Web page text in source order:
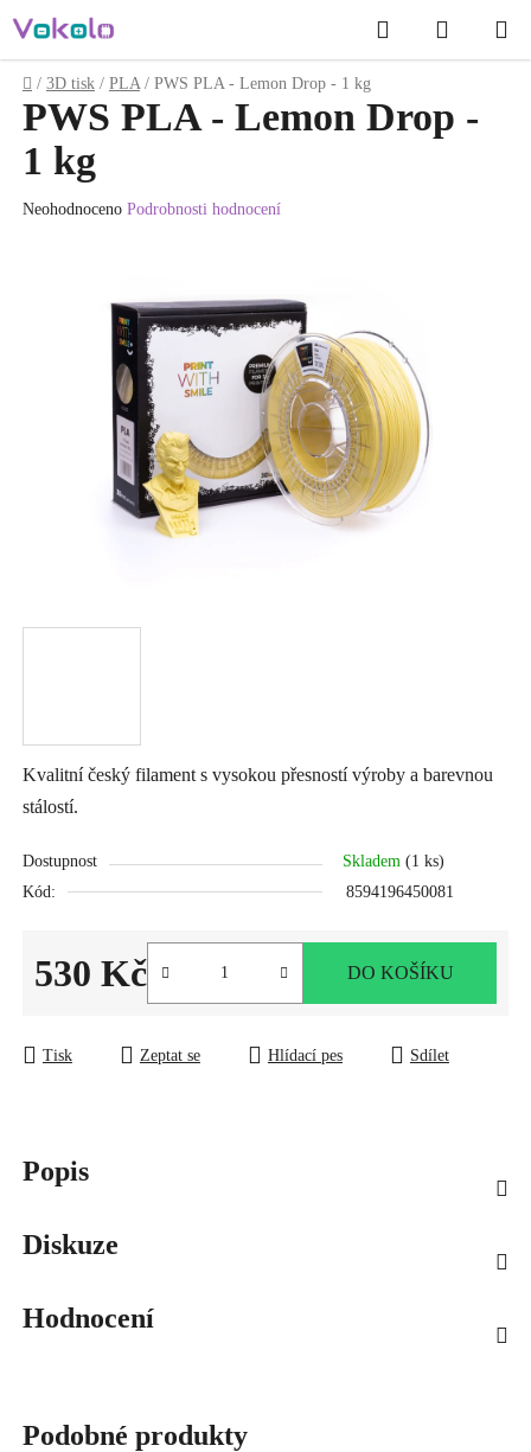
na
obsah
Hledat
KOŠÍK
Domů
/ 3D tisk / PLA / PWS PLA - Lemon Drop - 1 kg
Kvalitní český filament s vysokou přesností výroby a barevnou
stálostí.
Dostupnost Skladem (1 ks)
Kód:
8594196450081
530 Kč DO KOŠÍKU
Tisk Zeptat se Hlídací pes Sdílet
PWS PLA - Lemon Drop -
1 kg
Průměrné
Neohodnoceno Podrobnosti hodnocení
Popis
Diskuze
Hodnocení
Podobné produkty